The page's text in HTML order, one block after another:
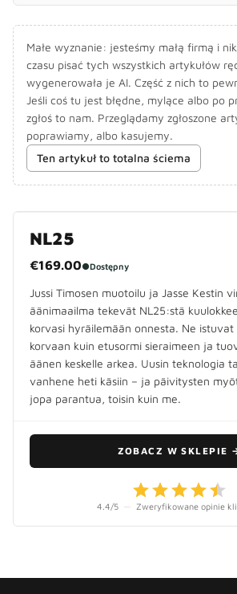
Małe wyznanie: jesteśmy małą firmą i
czasu pisać tych wszystkich artykułów
wygenerowała je AI. Część z nich to
Jeśli coś tu jest błędne, mylące albo po
zgłoś to nam. Przeglądamy zgłoszone
poprawiamy, albo kasujemy.
Ten artykuł to totalna ściema
NL25
€169.00●Dostępny
Jussi Timosen muotoilu ja Jasse Kestin
äänimaailma tekevät NL25:stä
korvasi hyräilemään onnesta. Ne istuvat
korvaan kuin etusormi sieraimeen ja
äänen keskelle arkea. Uusin teknologia
vanhene heti käsiin – ja päivitysten
jopa parantua, toisin kuin me.
ZOBACZ W SKLEPIE
4.4/5 — Zweryfikowane opinie